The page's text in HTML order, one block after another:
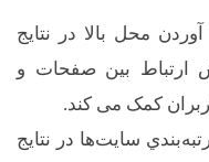
محل بالا در نتایج
بین صفحات و
کمک می کند.
سايت‌ها در نتايج